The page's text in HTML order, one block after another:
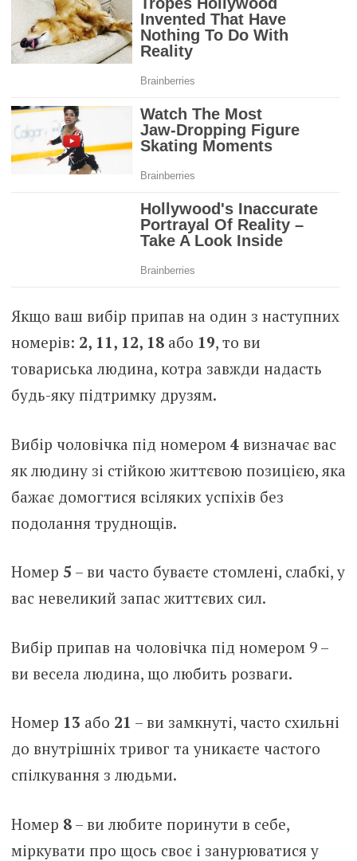
Якщо ваш вибір припав на один з наступних
номерів: 2, 11, 12, 18або 19, то ви
товариська людина, котра завжди надасть
будь-яку підтримку друзям.
Вибір чоловічка під номером 4визначає вас
як людину зі стійкою життєвою позицією, яка
бажає домогтися всіляких успіхів без
подолання труднощів.
Номер 5 – ви часто буваєте стомлені, слабкі, у
вас невеликий запас життєвих сил.
Вибір припав на чоловічка під номером 9 –
ви весела людина, що любить розваги.
Номер 13 або 21 – ви замкнуті, часто схильні
до внутрішніх тривог та уникаєте частого
спілкування з людьми.
Номер 8– ви любите поринути в себе,
міркувати про щось своє і занурюватися у